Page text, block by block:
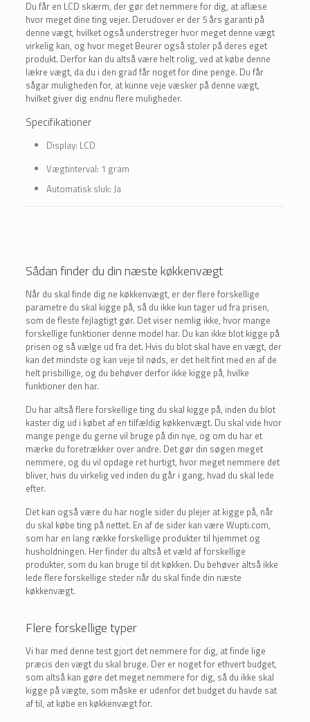
Du får en LCD skærm, der gør det nemmere for dig, at aflæse
hvor meget dine ting vejer. Derudover er der 5 års garanti på
denne vægt, hvilket også understreger hvor meget denne vægt
virkelig kan, og hvor meget Beurer også stoler på deres eget
produkt. Derfor kan du altså være helt rolig, ved at købe denne
lækre vægt, da du i den grad får noget for dine penge. Du får
sågar muligheden for, at kunne veje væsker på denne vægt,
hvilket giver dig endnu flere muligheder.
Specifikationer
Display: LCD
Vægtinterval: 1 gram
Automatisk sluk: Ja
Sådan finder du din næste køkkenvægt
Når du skal finde dig ne køkkenvægt, er der flere forskellige
parametre du skal kigge på, så du ikke kun tager ud fra prisen,
som de fleste fejlagtigt gør. Det viser nemlig ikke, hvor mange
forskellige funktioner denne model har. Du kan ikke blot kigge på
prisen og så vælge ud fra det. Hvis du blot skal have en vægt, der
kan det mindste og kan veje til nøds, er det helt fint med en af de
helt prisbillige, og du behøver derfor ikke kigge på, hvilke
funktioner den har.
Du har altså flere forskellige ting du skal kigge på, inden du blot
kaster dig ud i købet af en tilfældig køkkenvægt. Du skal vide hvor
mange penge du gerne vil bruge på din nye, og om du har et
mærke du foretrækker over andre. Det gør din søgen meget
nemmere, og du vil opdage ret hurtigt, hvor meget nemmere det
bliver, hvis du virkelig ved inden du går i gang, hvad du skal lede
efter.
Det kan også være du har nogle sider du plejer at kigge på, når
du skal købe ting på nettet. En af de sider kan være Wupti.com,
som har en lang række forskellige produkter til hjemmet og
husholdningen. Her finder du altså et væld af forskellige
produkter, som du kan bruge til dit køkken. Du behøver altså ikke
lede flere forskellige steder når du skal finde din næste
køkkenvægt.
Flere forskellige typer
Vi har med denne test gjort det nemmere for dig, at finde lige
præcis den vægt du skal bruge. Der er noget for ethvert budget,
som altså kan gøre det meget nemmere for dig, så du ikke skal
kigge på vægte, som måske er udenfor det budget du havde sat
af til, at købe en køkkenvægt for.